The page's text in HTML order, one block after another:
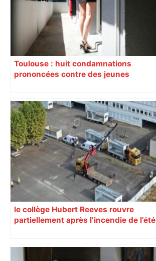
Toulouse : huit condamnations
prononcées contre des jeunes
le collège Hubert Reeves rouvre
partiellement après l’incendie de l’été